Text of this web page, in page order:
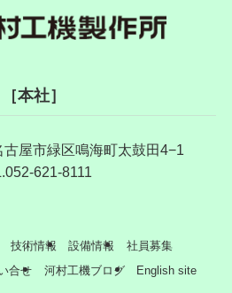
［本社］
古屋市緑区鳴海町太鼓田4−1
621-8111
技術情報 設備情報
社員募集
合せ 河村工機ブログ English site